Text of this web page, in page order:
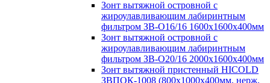
Зонт вытяжной островной с
жироулавливающим лабиринтным
фильтром ЗВ-О16/16 1600х1600х400мм
Зонт вытяжной островной с
жироулавливающим лабиринтным
фильтром ЗВ-О20/16 2000х1600х400мм
Зонт вытяжной пристенный HICOLD
ЗВПОК-1008 (800х1000х400мм, нерж.